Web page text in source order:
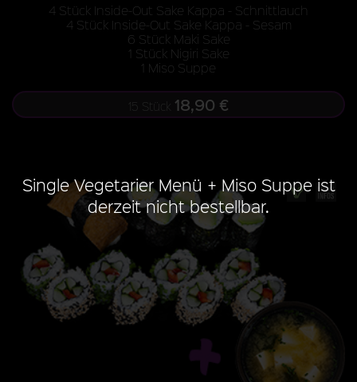
4 Stück Inside-Out Sake Kappa - Schnittlauch
4 Stück Inside-Out Sake Kappa - Sesam
6 Stück Maki Sake
1 Stück Nigiri Sake
1 Miso Suppe
15 Stück 18,90 €
Single Vegetarier Menü + Miso Suppe ist
derzeit nicht bestellbar.